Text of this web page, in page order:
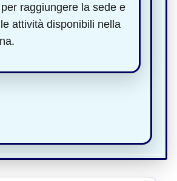
raggiungere la sede e
attività disponibili nella